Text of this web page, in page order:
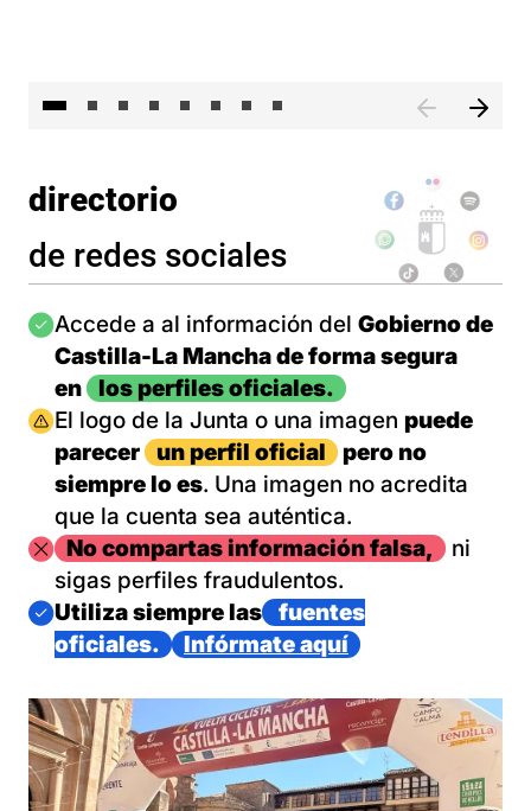
directorio
de redes sociales
Imagen
Accede a al información del Gobierno de
Castilla-La Mancha de forma segura
en
los perfiles oficiales.
Imagen
El logo de la Junta o una imagen puede
parecer
un perfil oficial
pero no
siempre lo es. Una imagen no acredita
que la cuenta sea auténtica.
ImagenNo compartas información falsa,
ni
sigas perfiles fraudulentos.
Imagen
Utiliza siempre las
fuentes
oficiales.
Infórmate aquí